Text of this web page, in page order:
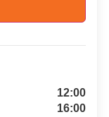
12:00
16:00